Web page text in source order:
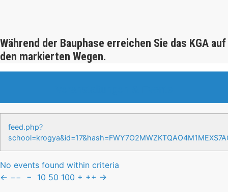
Während der Bauphase erreichen Sie das KGA auf
den markierten Wegen.
feed.php?
No events found within criteria
← −− − 10 50 100 + ++ →